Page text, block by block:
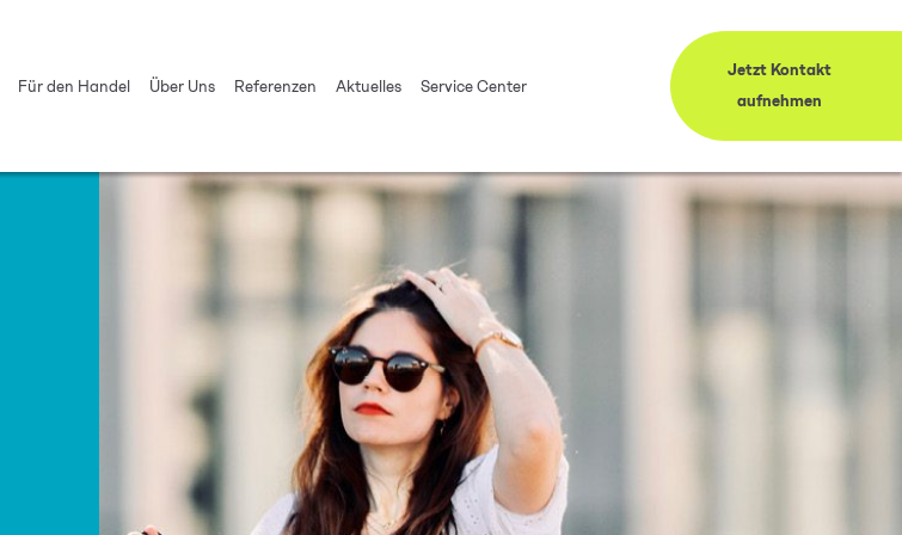
Für den Handel Über Uns Referenzen Aktuelles Service Center
Jetzt Kontakt
aufnehmen